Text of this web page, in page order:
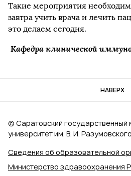
Такие мероприятия
завтра учить врача и лечить
это делаем сегодня.
Кафедра клинической
НАВЕРХ
Сведения об образовательной
Министерство здравоохранения
© Саратовский государственный
университет им. В. И.